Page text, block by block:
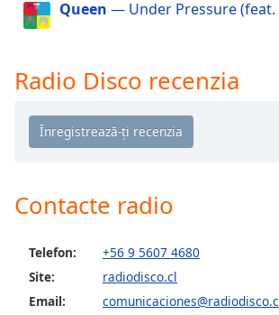
cancel
the
Opacity
Background
Color
Queen — Under Pressure (feat.
Radio Disco recenzia
Contacte radio
Telefon:
+56 9 5607 4680
Site:
radiodisco.cl
Email: